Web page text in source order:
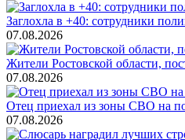
Заглохла в +40: сотрудники
07.08.2026
Жители Ростовской области,
07.08.2026
Отец приехал из зоны СВО на
07.08.2026